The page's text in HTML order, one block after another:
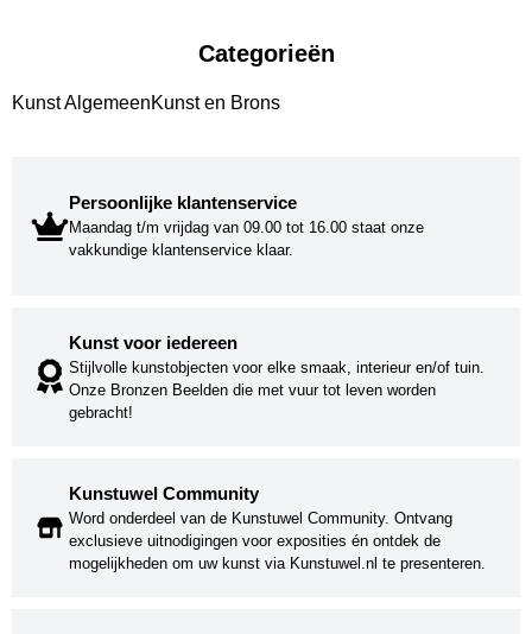
Categorieën
Kunst AlgemeenKunst en Brons
Persoonlijke klantenservice
Maandag t/m vrijdag van 09.00 tot 16.00 staat onze
vakkundige klantenservice klaar.
Kunst voor iedereen
Stijlvolle kunstobjecten voor elke smaak, interieur en/of tuin.
Onze Bronzen Beelden die met vuur tot leven worden
gebracht!
Kunstuwel Community
Word onderdeel van de Kunstuwel Community. Ontvang
exclusieve uitnodigingen voor exposities én ontdek de
mogelijkheden om uw kunst via Kunstuwel.nl te presenteren.